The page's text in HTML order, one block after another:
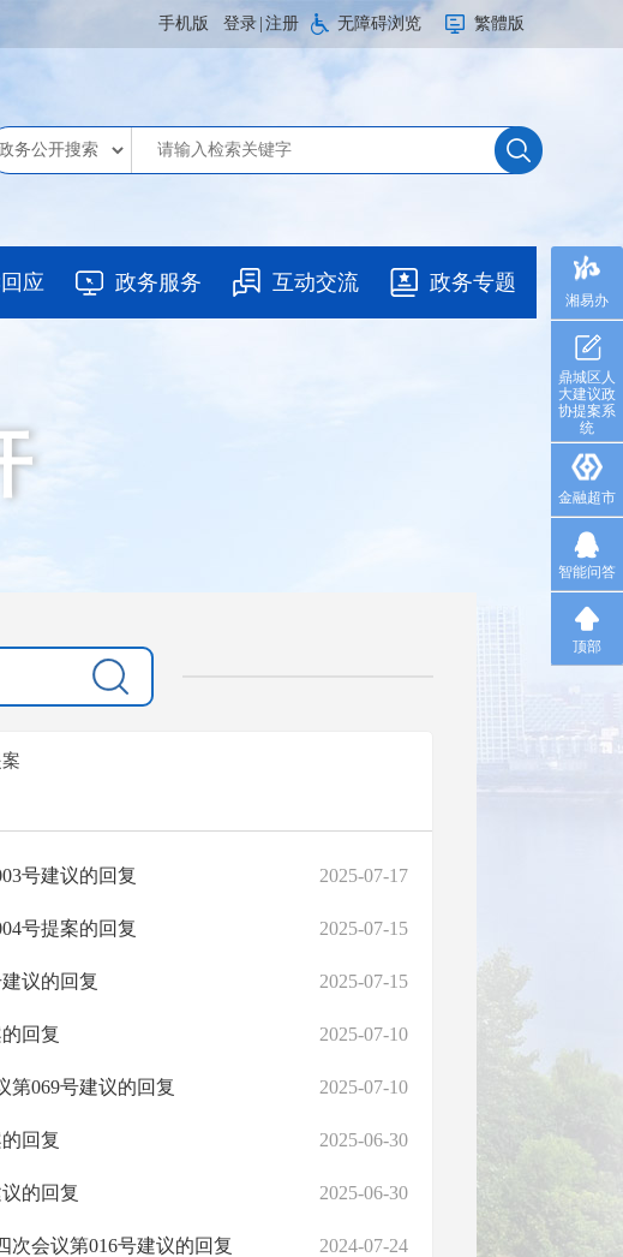
手机版 登录 注册 无障碍浏览 繁體版
应 政务服务 互动交流 政务专题
号建议的回复 2025-07-17
号提案的回复 2025-07-15
议的回复 2025-07-15
回复 2025-07-10
第069号建议的回复 2025-07-10
回复 2025-06-30
的回复 2025-06-30
次会议第016号建议的回复 2024-07-24
湘易办
鼎城区人
大建议政
协提案系
统
金融超市
智能问答
顶部